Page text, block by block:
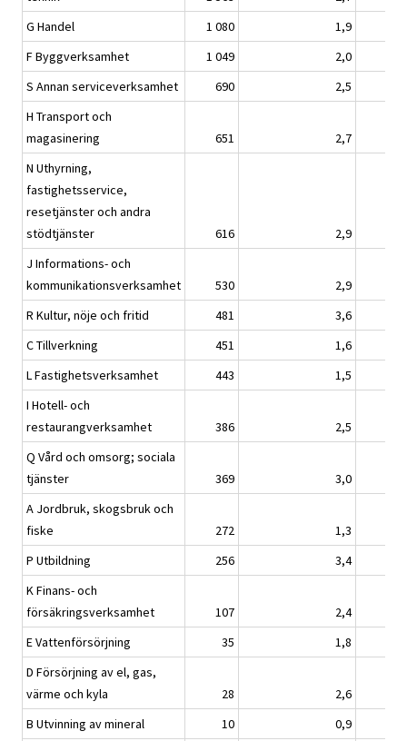
G Handel
1 080 1,9
F Byggverksamhet
1 049 2,0
S Annan serviceverksamhet
690 2,5
H Transport och
magasinering
651 2,7
N Uthyrning,
fastighetsservice,
resetjänster och andra
stödtjänster
616 2,9
J Informations- och
kommunikationsverksamhet
530 2,9
R Kultur, nöje och fritid
481 3,6
C Tillverkning
451 1,6
L Fastighetsverksamhet
443 1,5
I Hotell- och
restaurangverksamhet
386 2,5
Q Vård och omsorg; sociala
tjänster
369 3,0
A Jordbruk, skogsbruk och
fiske
272 1,3
P Utbildning
256 3,4
K Finans- och
försäkringsverksamhet
107
2,4
E Vattenförsörjning
35 1,8
D Försörjning av el, gas,
värme och kyla
28 2,6
B Utvinning av mineral
10
0,9